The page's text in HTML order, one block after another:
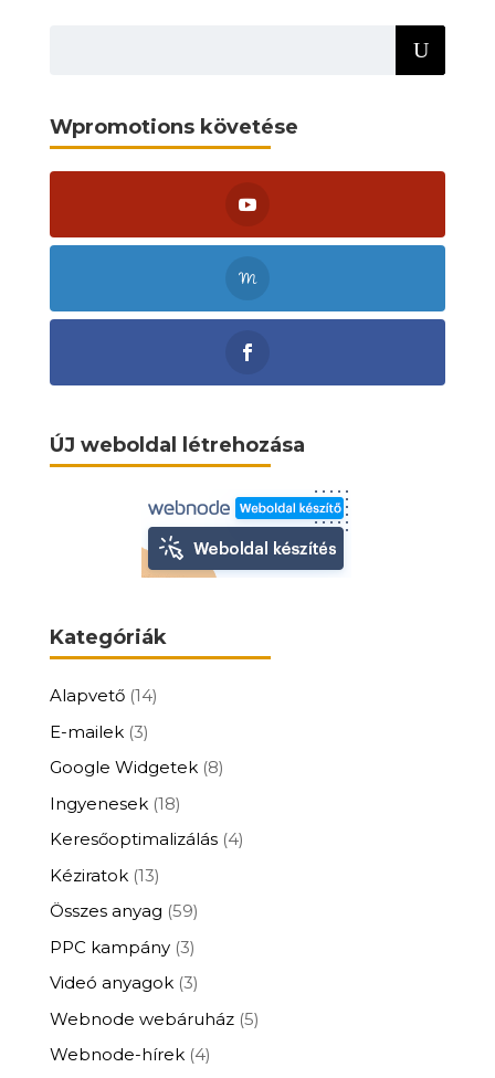
Wpromotions követése
ÚJ weboldal létrehozása
Kategóriák
Alapvető(14)
E-mailek(3)
Google Widgetek(8)
Ingyenesek(18)
Keresőoptimalizálás(4)
Kéziratok(13)
Összes anyag (59)
PPC kampány(3)
Videó anyagok(3)
Webnode webáruház(5)
Webnode-hírek(4)